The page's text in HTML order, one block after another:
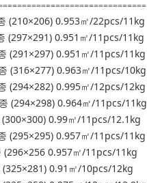
(210×206) 0.953㎡/22pcs/11kg
(297×291) 0.951㎡/11pcs/11kg
(291×297) 0.951㎡/11pcs/11kg
(316×277) 0.963㎡/11pcs/10kg
(294×282) 0.995㎡/12pcs/12kg
(294×298) 0.964㎡/11pcs/11kg
(300×300) 0.99㎡/11pcs/12.1kg
(295×295) 0.957㎡/11pcs/11kg
(296×256 0.957㎡/11pcs/11kg
(325×281) 0.91㎡/10pcs/12kg